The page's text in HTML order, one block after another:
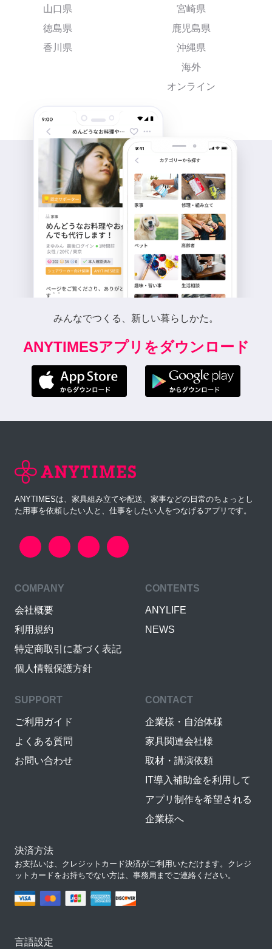
山口県
徳島県
香川県
宮崎県
鹿児島県
沖縄県
海外
オンライン
みんなでつくる、新しい暮らしかた。
ANYTIMESアプリをダウンロード
ANYTIMESは、家具組み立てや配送、家事などの日常のちょっとし
た用事を依頼したい人と、仕事をしたい人をつなげるアプリです。
COMPANY
会社概要
利用規約
特定商取引に基づく表記
個人情報保護方針
CONTENTS
ANYLIFE
NEWS
SUPPORT
ご利用ガイド
よくある質問
お問い合わせ
CONTACT
企業様・自治体様
家具関連会社様
取材・講演依頼
IT導入補助金を利用して
アプリ制作を希望される
企業様へ
決済方法
お支払いは、クレジットカード決済がご利用いただけます。クレジ
ットカードをお持ちでない方は、事務局までご連絡ください。
言語設定